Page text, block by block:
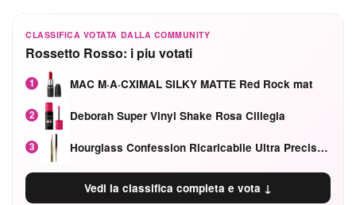
CLASSIFICA VOTATA DALLA COMMUNITY
Rossetto Rosso: i piu votati
1 MAC M·A·CXIMAL SILKY MATTE Red Rock mat
2 Deborah Super Vinyl Shake Rosa Ciliegia
3 Hourglass Confession Ricaricabile Ultra Preciso Ad Alta Intensità Secretly Classic Red
Vedi la classifica completa e vota ↓